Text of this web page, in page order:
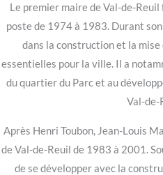
Le premier maire de Val-de-
poste de 1974 à 1983. Durant
dans la construction et la
essentielles pour la ville. Il a
du quartier du Parc et au
Val-de-
Après Henri Toubon, Jean-Louis
de Val-de-Reuil de 1983 à 2001.
de se développer avec la